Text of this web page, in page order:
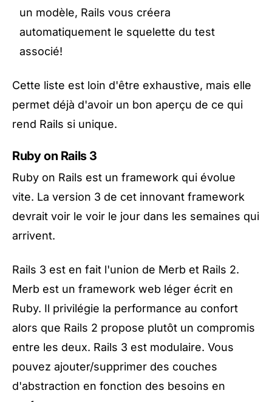
un modèle, Rails vous créera
automatiquement le squelette du test
associé!
Cette liste est loin d'être exhaustive, mais elle
permet déjà d'avoir un bon aperçu de ce qui
rend Rails si unique.
Ruby on Rails 3
Ruby on Rails est un framework qui évolue
vite. La version 3 de cet innovant framework
devrait voir le voir le jour dans les semaines qui
arrivent.
Rails 3 est en fait l'union de Merb et Rails 2.
Merb est un framework web léger écrit en
Ruby. Il privilégie la performance au confort
alors que Rails 2 propose plutôt un compromis
entre les deux. Rails 3 est modulaire. Vous
pouvez ajouter/supprimer des couches
d'abstraction en fonction des besoins en